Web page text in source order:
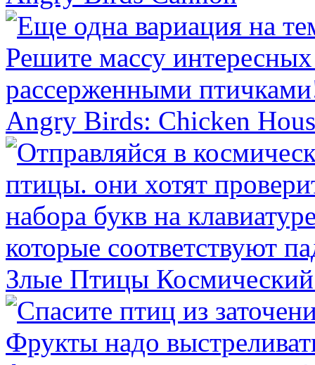
Angry Birds: Chicken
Злые Птицы